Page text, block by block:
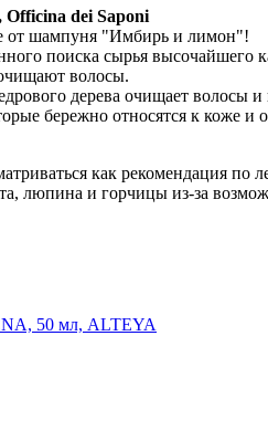
dei Saponi
от шампуня "Имбирь и лимон"!
поиска сырья высочайшего
волосы.
дерева очищает волосы
бережно относятся к коже и
как рекомендация
люпина и горчицы из-за
50 мл, ALTEYA